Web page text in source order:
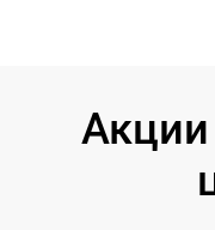
Акции